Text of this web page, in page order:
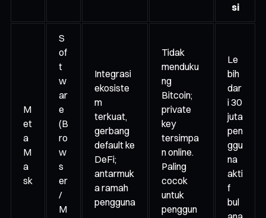
si
M
et
a
M
a
sk
S
of
t
w
ar
e
(B
ro
w
s
er
/
M
Integrasi
ekosiste
m
terkuat,
gerbang
default ke
DeFi;
antarmuk
a ramah
pengguna
Tidak
menduku
ng
Bitcoin;
private
key
tersimpa
n online.
Paling
cocok
untuk
penggun
Le
bih
dar
i 30
juta
pen
ggu
na
akti
f
bul